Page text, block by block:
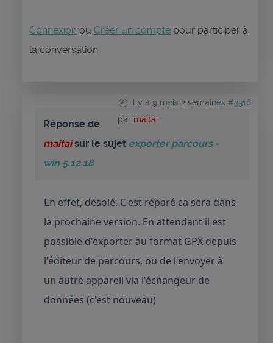
Connexion ou Créer un compte pour participer à
la conversation.
il y a 9 mois 2 semaines #3316
par maitai
Réponse de
maitaisur le sujet exporter parcours -
win 5.12.18
En effet, désolé. C'est réparé ca sera dans
la prochaine version. En attendant il est
possible d'exporter au format GPX depuis
l'éditeur de parcours, ou de l'envoyer à
un autre appareil via l'échangeur de
données (c'est nouveau)